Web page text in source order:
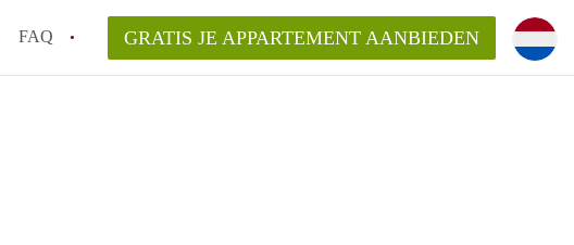
FAQ
op een Appartement in Almere?
AppartementAlmere?
GRATIS JE APPARTEMENT AANBIEDEN